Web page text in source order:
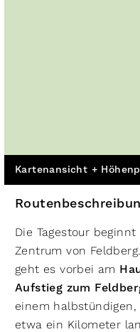
Kartenansicht +
Die Tagestour beginnt
Zentrum von
geht es vorbei am
Aufstieg zum
einem
etwa ein Kilometer